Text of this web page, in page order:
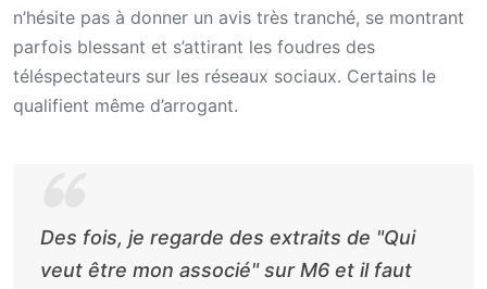
n’hésite pas à donner un avis très tranché, se montrant
parfois blessant et s’attirant les foudres des
téléspectateurs sur les réseaux sociaux. Certains le
qualifient même d’arrogant.
Des fois, je regarde des extraits de "Qui
veut être mon associé" sur M6 et il faut